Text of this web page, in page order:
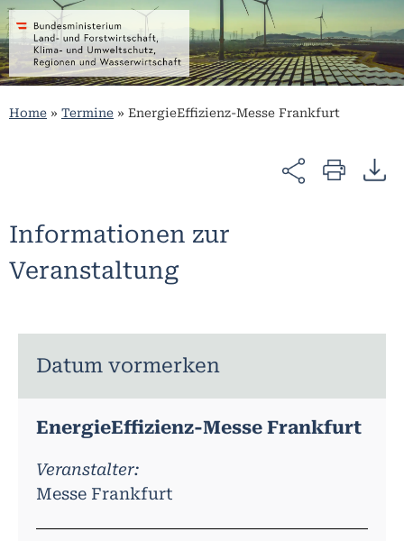
Home » Termine » EnergieEffizienz-Messe Frankfurt
Informationen zur
Veranstaltung
Datum vormerken
EnergieEffizienz-Messe Frankfurt
Veranstalter:
Messe Frankfurt